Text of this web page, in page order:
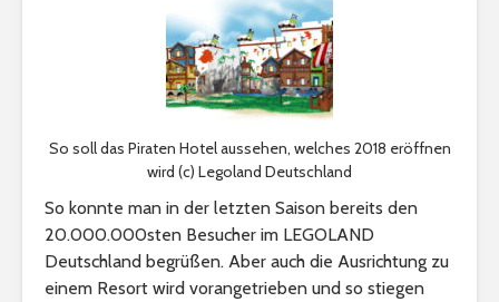
So soll das Piraten Hotel aussehen, welches 2018 eröffnen
wird (c) Legoland Deutschland
So konnte man in der letzten Saison bereits den
20.000.000sten Besucher im LEGOLAND
Deutschland begrüßen. Aber auch die Ausrichtung zu
einem Resort wird vorangetrieben und so stiegen